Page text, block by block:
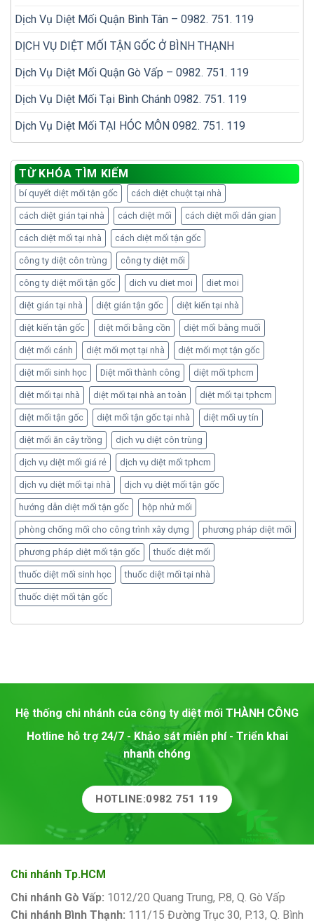
Dịch Vụ Diệt Mối Quận Bình Tân – 0982. 751. 119
DỊCH VỤ DIỆT MỐI TẬN GỐC Ở BÌNH THẠNH
Dịch Vụ Diệt Mối Quận Gò Vấp – 0982. 751. 119
Dịch Vụ Diệt Mối Tại Bình Chánh 0982. 751. 119
Dịch Vụ Diệt Mối TẠI HÓC MÔN 0982. 751. 119
TỪ KHÓA TÌM KIẾM
bí quyết diệt mối tận gốc cách diệt chuột tại nhà
cách diệt gián tại nhà cách diệt mối cách diệt mối dân gian
cách diệt mối tại nhà cách diệt mối tận gốc
công ty diệt côn trùng công ty diệt mối
công ty diệt mối tận gốc dich vu diet moi diet moi
diệt gián tại nhà diệt gián tận gốc diệt kiến tại nhà
diệt kiến tận gốc diệt mối bằng cồn diệt mối bằng muối
diệt mối cánh diệt mối mọt tại nhà diệt mối mọt tận gốc
diệt mối sinh học Diệt mối thành công diệt mối tphcm
diệt mối tại nhà diệt mối tại nhà an toàn diệt mối tại tphcm
diệt mối tận gốc diệt mối tận gốc tại nhà diệt mối uy tín
diệt mối ăn cây trồng dịch vụ diệt côn trùng
dịch vụ diệt mối giá rẻ dịch vụ diệt mối tphcm
dịch vụ diệt mối tại nhà dịch vụ diệt mối tận gốc
hướng dẫn diệt mối tận gốc hộp nhử mối
phòng chống mối cho công trình xây dựng phương pháp diệt mối
phương pháp diệt mối tận gốc thuốc diệt mối
thuốc diệt mối sinh học thuốc diệt mối tại nhà
thuốc diệt mối tận gốc
Hệ thống chi nhánh của công ty diệt mối THÀNH CÔNG
Hotline hỗ trợ 24/7 - Khảo sát miễn phí - Triển khai
nhanh chóng
HOTLINE:0982 751 119
Chi nhánh Tp.HCM
Chi nhánh Gò Vấp: 1012/20 Quang Trung, P.8, Q. Gò Vấp
Chi nhánh Bình Thạnh: 111/15 Đường Trục 30, P.13, Q. Bình